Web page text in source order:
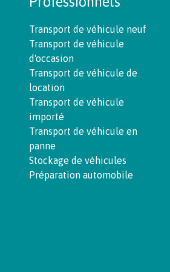
Transport de véhicule neuf
Transport de véhicule
d'occasion
Transport de véhicule de
location
Transport de véhicule
importé
Transport de véhicule en
panne
Stockage de véhicules
Préparation automobile